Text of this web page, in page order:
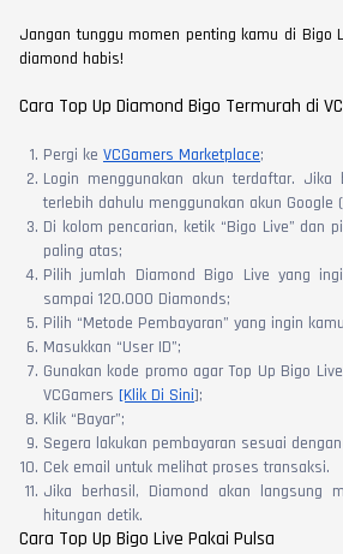
Jangan tunggu momen penting kamu di Bigo
diamond habis!
Cara Top Up Diamond Bigo Termurah di
Pergi ke VCGamers Marketplace;
Login menggunakan akun terdaftar.
terlebih dahulu menggunakan akun Google (
Di kolom pencarian, ketik “Bigo Live” dan
paling atas;
Pilih jumlah Diamond Bigo Live yang
sampai 120.000 Diamonds;
Pilih “Metode Pembayaran” yang ingin
Masukkan “User ID”;
Gunakan kode promo agar Top Up Bigo
VCGamers [Klik Di Sini];
Klik “Bayar”;
Segera lakukan pembayaran sesuai
Cek email untuk melihat proses transaksi.
Jika berhasil, Diamond akan langsung
hitungan detik.
Cara Top Up Bigo Live Pakai Pulsa